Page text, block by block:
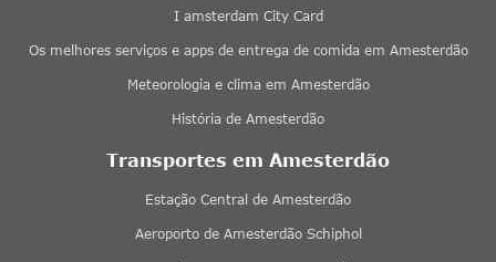
I amsterdam City Card
Os melhores serviços e apps de entrega de comida em Amesterdão
Meteorologia e clima em Amesterdão
História de Amesterdão
Transportes em Amesterdão
Estação Central de Amesterdão
Aeroporto de Amesterdão Schiphol